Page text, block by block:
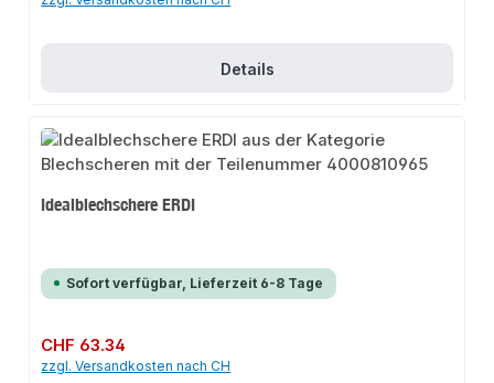
Details
Idealblechschere ERDI
Sofort verfügbar, Lieferzeit 6-8 Tage
Regulärer Preis:
CHF 63.34
zzgl. Versandkosten nach CH